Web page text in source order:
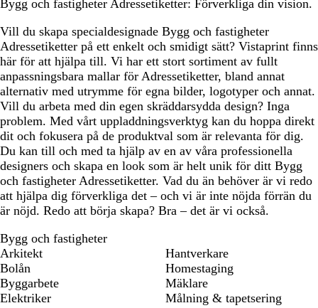
Bygg och fastigheter Adressetiketter: Förverkliga din vision.
Vill du skapa specialdesignade Bygg och fastigheter
Adressetiketter på ett enkelt och smidigt sätt? Vistaprint finns
här för att hjälpa till. Vi har ett stort sortiment av fullt
anpassningsbara mallar för Adressetiketter, bland annat
alternativ med utrymme för egna bilder, logotyper och annat.
Vill du arbeta med din egen skräddarsydda design? Inga
problem. Med vårt uppladdningsverktyg kan du hoppa direkt
dit och fokusera på de produktval som är relevanta för dig.
Du kan till och med ta hjälp av en av våra professionella
designers och skapa en look som är helt unik för ditt Bygg
och fastigheter Adressetiketter. Vad du än behöver är vi redo
att hjälpa dig förverkliga det – och vi är inte nöjda förrän du
är nöjd. Redo att börja skapa? Bra – det är vi också.
Bygg och fastigheter
Arkitekt
Bolån
Byggarbete
Elektriker
Hantverkare
Homestaging
Mäklare
Målning & tapetsering